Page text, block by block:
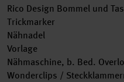
Rico Design Bommel und
Trickmarker
Nähnadel
Vorlage
Nähmaschine, b. Bed.
Wonderclips /